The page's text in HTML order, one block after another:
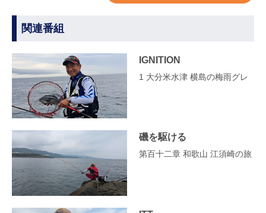
関連番組
IGNITION
1 大分米水津 横島の梅雨グレ
磯を駆ける
第百十二章 和歌山 江須崎の旅